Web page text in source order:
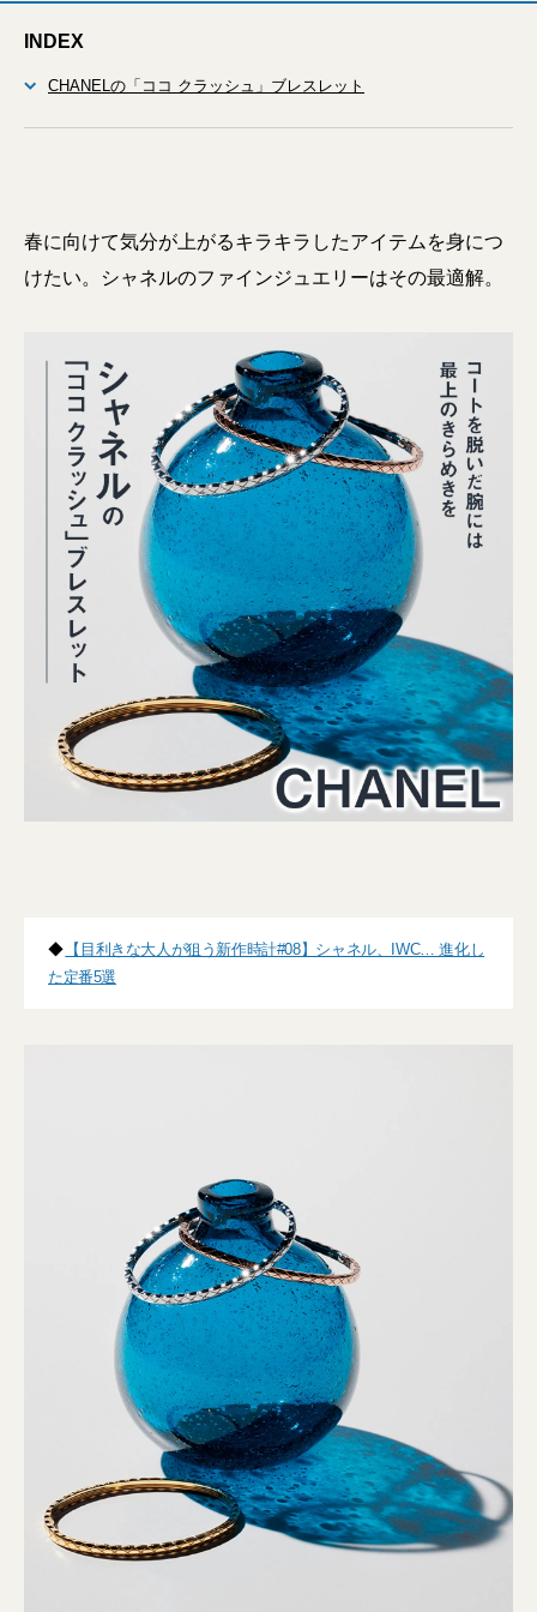
INDEX
CHANELの「ココ クラッシュ」ブレスレット
春に向けて気分が上がるキラキラしたアイテムを身につ
けたい。シャネルのファインジュエリーはその最適解。
◆ 【目利きな大人が狙う新作時計#08】シャネル、IWC… 進化し
た定番5選